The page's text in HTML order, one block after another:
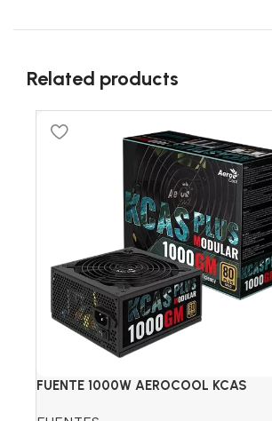
Related products
FUENTE 1000W AEROCOOL KCAS